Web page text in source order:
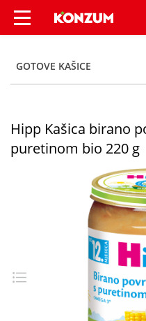
Hipp Kašica
GOTOVE KAŠICE
Hipp Kašica birano
puretinom bio 220 g